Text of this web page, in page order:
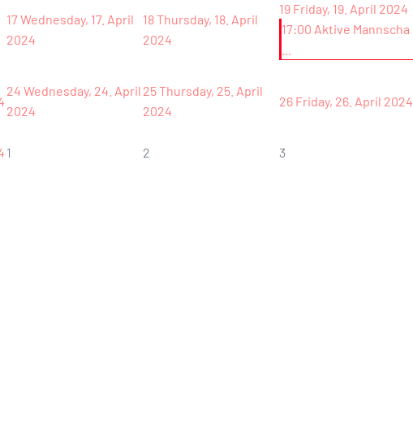
17Wednesday, 17. April
2024
18Thursday, 18. April
2024
19 Friday, 19. April 2024
17:00 Aktive Mannscha
24 Wednesday, 24. April
2024
25Thursday, 25. April
2024
26 Friday, 26. April 2024
1 2 3